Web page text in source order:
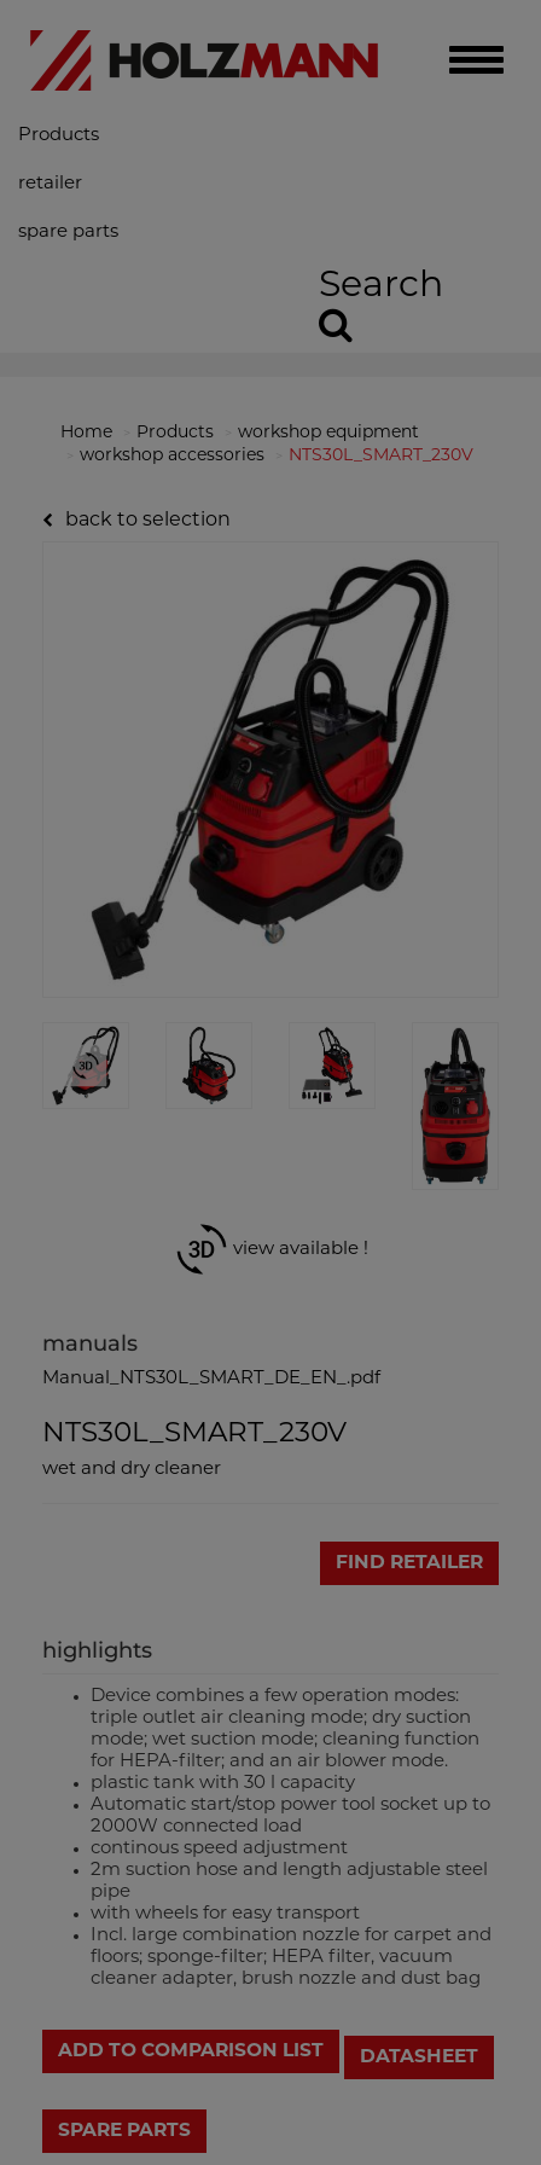
Toggle
Products
retailer
spare parts
Search
Home Products
workshop equipment
workshop accessories
NTS30L_SMART_230V
back to selection
view available !
manuals
Manual_NTS30L_SMART_DE_EN_.pdf
NTS30L_SMART_230V
wet and dry cleaner
FIND RETAILER
highlights
Device combines a few operation modes:
triple outlet air cleaning mode; dry suction
mode; wet suction mode; cleaning function
for HEPA-filter; and an air blower mode.
plastic tank with 30 l capacity
Automatic start/stop power tool socket up to
2000W connected load
continous speed adjustment
2m suction hose and length adjustable steel
pipe
with wheels for easy transport
Incl. large combination nozzle for carpet and
floors; sponge-filter; HEPA filter, vacuum
cleaner adapter, brush nozzle and dust bag
ADD TO COMPARISON LIST DATASHEET